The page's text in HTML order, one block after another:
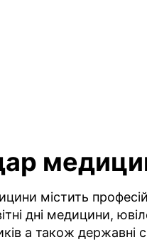
містить
дні медицини,
а також державні